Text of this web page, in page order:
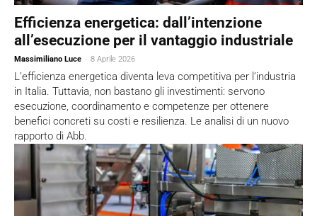
Efficienza energetica: dall’intenzione
all’esecuzione per il vantaggio industriale
Massimiliano Luce - 8 Aprile 2026
L’efficienza energetica diventa leva competitiva per l’industria
in Italia. Tuttavia, non bastano gli investimenti: servono
esecuzione, coordinamento e competenze per ottenere
benefici concreti su costi e resilienza. Le analisi di un nuovo
rapporto di Abb.